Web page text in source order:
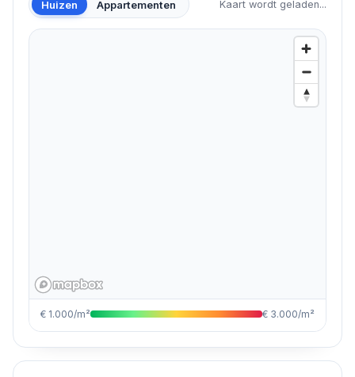
Huizen Appartementen Kaart wordt geladen...
€ 1.000/m² € 3.000/m²